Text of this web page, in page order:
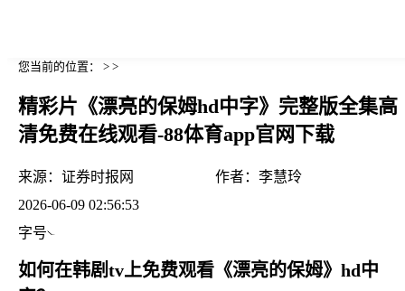
您当前的位置： > >
精彩片《漂亮的保姆hd中字》完整版全集高
清免费在线观看-88体育app官网下载
来源： 证券时报网 作者： 李慧玲
2026-06-09 02:56:53
字号
如何在韩剧tv上免费观看《漂亮的保姆》hd中